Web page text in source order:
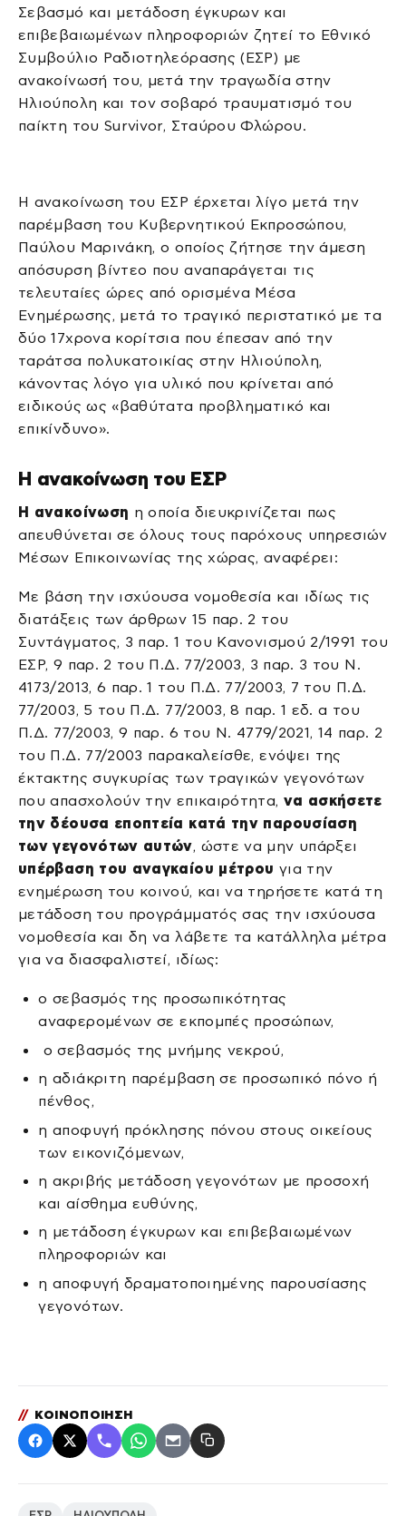
Σεβασμό και μετάδοση έγκυρων και
επιβεβαιωμένων πληροφοριών ζητεί το Εθνικό
Συμβούλιο Ραδιοτηλεόρασης (ΕΣΡ) με
ανακοίνωσή του, μετά την τραγωδία στην
Ηλιούπολη και τον σοβαρό τραυματισμό του
παίκτη του Survivor, Σταύρου Φλώρου.
Η ανακοίνωση του ΕΣΡ έρχεται λίγο μετά την
παρέμβαση του Κυβερνητικού Εκπροσώπου,
Παύλου Μαρινάκη, ο οποίος ζήτησε την άμεση
απόσυρση βίντεο που αναπαράγεται τις
τελευταίες ώρες από ορισμένα Μέσα
Ενημέρωσης, μετά το τραγικό περιστατικό με τα
δύο 17χρονα κορίτσια που έπεσαν από την
ταράτσα πολυκατοικίας στην Ηλιούπολη,
κάνοντας λόγο για υλικό που κρίνεται από
ειδικούς ως «βαθύτατα προβληματικό και
επικίνδυνο».
Η ανακοίνωση του ΕΣΡ
Η ανακοίνωση η οποία διευκρινίζεται πως
απευθύνεται σε όλους τους παρόχους υπηρεσιών
Μέσων Επικοινωνίας της χώρας, αναφέρει:
Με βάση την ισχύουσα νομοθεσία και ιδίως τις
διατάξεις των άρθρων 15 παρ. 2 του
Συντάγματος, 3 παρ. 1 του Κανονισμού 2/1991 του
ΕΣΡ, 9 παρ. 2 του Π.Δ. 77/2003, 3 παρ. 3 του Ν.
4173/2013, 6 παρ. 1 του Π.Δ. 77/2003, 7 του Π.Δ.
77/2003, 5 του Π.Δ. 77/2003, 8 παρ. 1 εδ. α του
Π.Δ. 77/2003, 9 παρ. 6 του Ν. 4779/2021, 14 παρ. 2
του Π.Δ. 77/2003 παρακαλείσθε, ενόψει της
έκτακτης συγκυρίας των τραγικών γεγονότων
που απασχολούν την επικαιρότητα, να ασκήσετε
την δέουσα εποπτεία κατά την παρουσίαση
των γεγονότων αυτών, ώστε να μην υπάρξει
υπέρβαση του αναγκαίου μέτρου για την
ενημέρωση του κοινού, και να τηρήσετε κατά τη
μετάδοση του προγράμματός σας την ισχύουσα
νομοθεσία και δη να λάβετε τα κατάλληλα μέτρα
για να διασφαλιστεί, ιδίως:
ο σεβασμός της προσωπικότητας
αναφερομένων σε εκπομπές προσώπων,
ο σεβασμός της μνήμης νεκρού,
η αδιάκριτη παρέμβαση σε προσωπικό πόνο ή
πένθος,
η αποφυγή πρόκλησης πόνου στους οικείους
των εικονιζόμενων,
η ακριβής μετάδοση γεγονότων με προσοχή
και αίσθημα ευθύνης,
η μετάδοση έγκυρων και επιβεβαιωμένων
πληροφοριών και
η αποφυγή δραματοποιημένης παρουσίασης
γεγονότων.
// ΚΟΙΝΟΠΟΙΗΣΗ